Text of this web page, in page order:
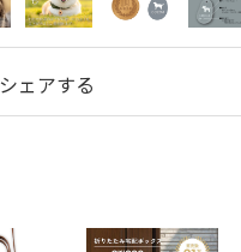
シェアする